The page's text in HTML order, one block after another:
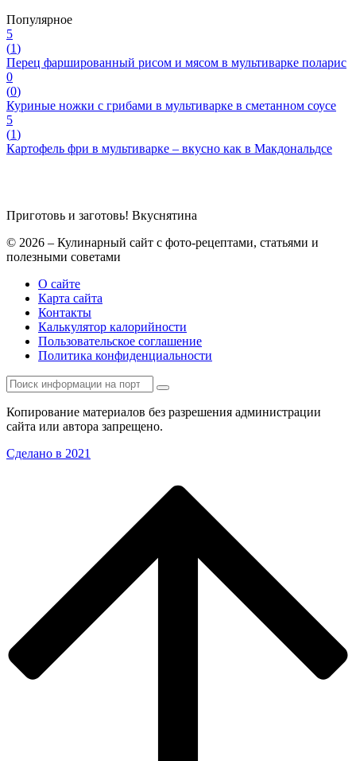
Популярное
5
(1)
Перец фаршированный рисом и мясом в мультиварке поларис
0
(0)
Куриные ножки с грибами в мультиварке в сметанном соусе
5
(1)
Картофель фри в мультиварке – вкусно как в Макдональдсе
Приготовь и заготовь! Вкуснятина
© 2026 – Кулинарный сайт с фото-рецептами, статьями и
полезными советами
О сайте
Карта сайта
Контакты
Калькулятор калорийности
Пользовательское соглашение
Политика конфиденциальности
Копирование материалов без разрешения администрации
сайта или автора запрещено.
Сделано в 2021